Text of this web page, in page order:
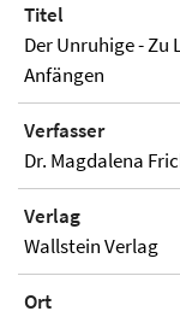
Titel
Der Unruhige -
Anfängen
Verfasser
Dr. Magdalena
Verlag
Wallstein Verlag
Ort